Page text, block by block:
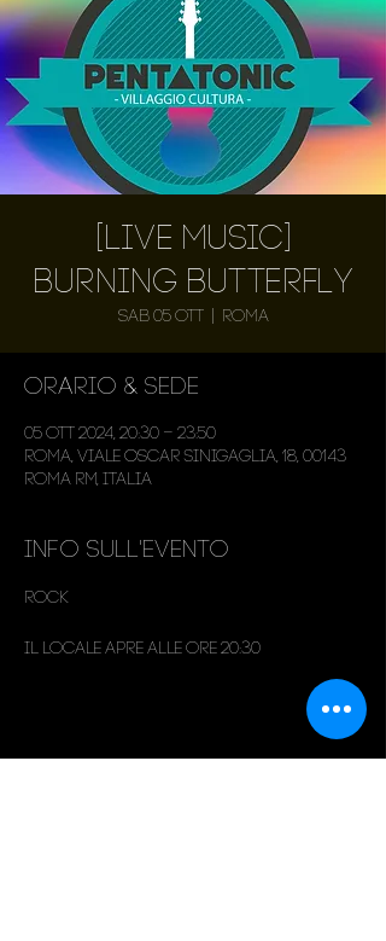
[Live Music]
Burning Butterfly
sab 05 ott Roma
Orario & Sede
05 ott 2024, 20:30 – 23:50
Roma, Viale Oscar Sinigaglia, 18, 00143
Roma RM, Italia
Info sull'evento
Rock
Il locale apre alle ore 20:30